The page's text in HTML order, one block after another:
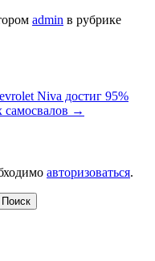
admin в рубрике
Niva достиг 95%
→
авторизоваться.